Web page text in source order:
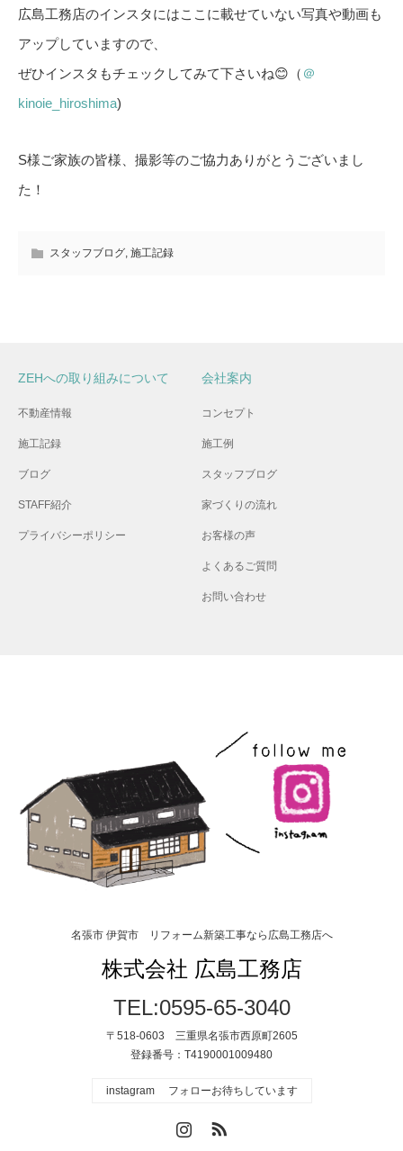
広島工務店のインスタにはここに載せていない写真や動画も
アップしていますので、
ぜひインスタもチェックしてみて下さいね😊（ ＠
kinoie_hiroshima)
S様ご家族の皆様、撮影等のご協力ありがとうございまし
た！
スタッフブログ, 施工記録
ZEHへの取り組みについて
不動産情報
施工記録
ブログ
STAFF紹介
プライバシーポリシー
会社案内
コンセプト
施工例
スタッフブログ
家づくりの流れ
お客様の声
よくあるご質問
お問い合わせ
名張市 伊賀市 リフォーム新築工事なら広島工務店へ
株式会社 広島工務店
TEL:0595-65-3040
〒518-0603 三重県名張市西原町2605
登録番号：T4190001009480
instagram フォローお待ちしています